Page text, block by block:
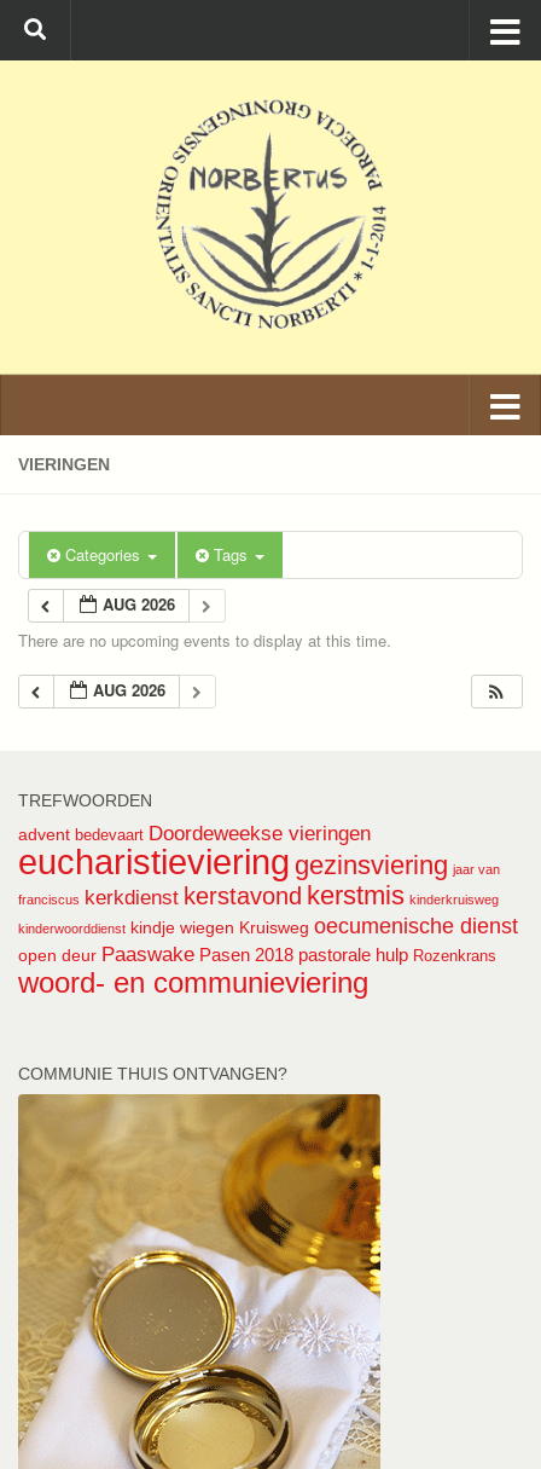
Ga naar de inhoud
VIERINGEN
Categories Tags
AUG 2026
There are no upcoming events to display at this time.
AUG 2026
TREFWOORDEN
advent bedevaart Doordeweekse vieringen
eucharistieviering gezinsviering jaar van
franciscus kerkdienst kerstavond kerstmis kinderkruisweg
kinderwoorddienst kindje wiegen Kruisweg oecumenische dienst
open deur Paaswake Pasen 2018 pastorale hulp Rozenkrans
woord- en communieviering
COMMUNIE THUIS ONTVANGEN?